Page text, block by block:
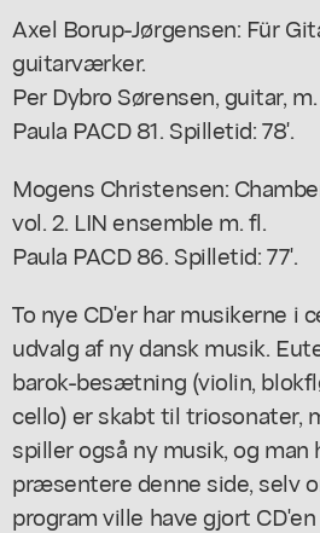
Axel Borup-Jørgensen: Für
guitarværker.
Per Dybro Sørensen, guitar,
Paula PACD 81. Spilletid: 78'.
Mogens Christensen:
vol. 2. LIN ensemble m. fl.
Paula PACD 86. Spilletid: 77'.
To nye CD'er har musikerne i
udvalg af ny dansk musik.
barok-besætning (violin,
cello) er skabt til triosonater,
spiller også ny musik, og man
præsentere denne side, selv
program ville have gjort